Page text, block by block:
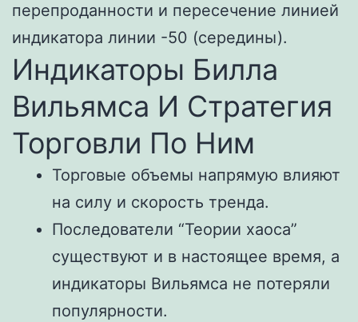
перепроданности и пересечение линией
индикатора линии -50 (середины).
Индикаторы Билла
Вильямса И Стратегия
Торговли По Ним
Торговые объемы напрямую влияют
на силу и скорость тренда.
Последователи “Теории хаоса”
существуют и в настоящее время, а
индикаторы Вильямса не потеряли
популярности.